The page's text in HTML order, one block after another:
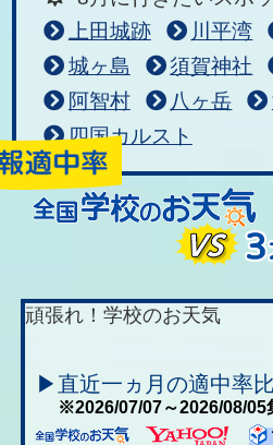
上田城跡
川平湾
城ヶ島
須賀神社
阿智村
八ヶ岳
四国カルスト
頑張れ！学校のお天気
▶直近一ヵ月の適中率
※2026/07/07～2026/08/05